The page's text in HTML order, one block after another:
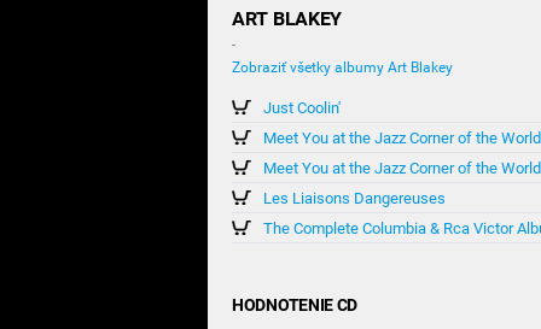
ART BLAKEY
-
Zobraziť všetky albumy Art Blakey
Just Coolin'
Meet You at the Jazz Corner of the
Meet You at the Jazz Corner of the
Les Liaisons Dangereuses
The Complete Columbia & Rca Victor
HODNOTENIE CD